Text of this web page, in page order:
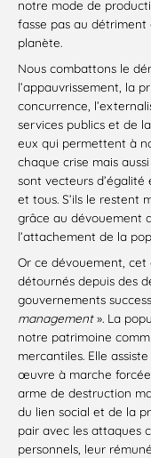
notre mode de
fasse pas au détriment
planète.
Nous combattons le
l’appauvrissement, la
concurrence,
services publics et de
eux qui permettent à
chaque crise mais
sont vecteurs
et tous. S’ils le restent
grâce au dévouement
l’attachement de la
Or ce dévouement,
détournés depuis des
gouvernements
management». La
notre patrimoine
mercantiles. Elle
œuvre à marche
arme de destruction
du lien social et de la
pair avec les attaques
personnels, leur